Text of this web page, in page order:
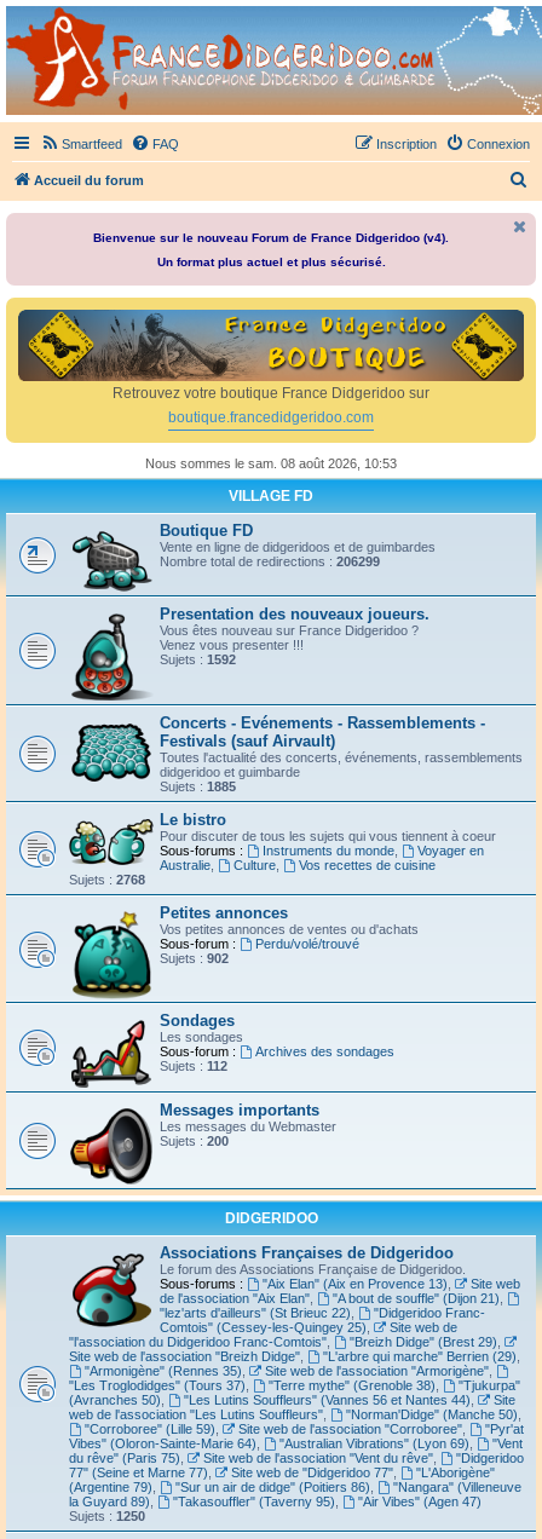
France Didgeridoo
Didgeridoo et Guimbarde sur France Didgeridoo - retrouvez la communauté.
Smartfeed FAQ Connexion
Inscription
Accueil du forum
e
r
Bienvenue sur le nouveau Forum de France Didgeridoo (v4).
Un format plus actuel et plus sécurisé.
Retrouvez votre boutique France Didgeridoo sur
boutique.francedidgeridoo.com
Nous sommes le sam. 08 août 2026, 10:53
VILLAGE FD
Boutique FD
Vente en ligne de didgeridoos et de guimbardes
Nombre total de redirections : 206299
Presentation des nouveaux joueurs.
Vous êtes nouveau sur France Didgeridoo ?
Venez vous presenter !!!
Sujets : 1592
Concerts - Evénements - Rassemblements -
Festivals (sauf Airvault)
Toutes l'actualité des concerts, événements, rassemblements
didgeridoo et guimbarde
Sujets : 1885
Le bistro
Pour discuter de tous les sujets qui vous tiennent à coeur
Sous-forums :
Instruments du monde,
Voyager en
Australie
Culture,
Vos recettes de cuisine
Sujets : 2768
Petites annonces
Vos petites annonces de ventes ou d'achats
Sous-forum :
Perdu/volé/trouvé
Sujets : 902
Sondages
Les sondages
Sous-forum :
Archives des sondages
Sujets : 112
Messages importants
Les messages du Webmaster
Sujets : 200
DIDGERIDOO
Associations Françaises de Didgeridoo
Le forum des Associations Française de Didgeridoo.
Sous-forums :
"Aix Elan" (Aix en Provence 13)
Site web
de l'association "Aix Elan"
"A bout de souffle" (Dijon 21)
"lez'arts d'ailleurs" (St Brieuc 22)
"Didgeridoo Franc-
Comtois" (Cessey-les-Quingey 25)
Site web de
"l'association du Didgeridoo Franc-Comtois"
"Breizh Didge" (Brest 29)
Site web de l'association "Breizh Didge"
"L'arbre qui marche" Berrien (29)
"Armonigène" (Rennes 35)
Site web de l'association "Armorigène",
"Les Troglodidges" (Tours 37)
"Terre mythe" (Grenoble 38)
"Tjukurpa"
(Avranches 50)
"Les Lutins Souffleurs" (Vannes 56 et Nantes 44)
Site
web de l'association "Les Lutins Souffleurs"
"Norman'Didge" (Manche 50)
"Corroboree" (Lille 59)
Site web de l'association "Corroboree",
"Pyr'at
Vibes" (Oloron-Sainte-Marie 64)
"Australian Vibrations" (Lyon 69)
"Vent
du rêve" (Paris 75)
Site web de l'association "Vent du rêve",
"Didgeridoo
77" (Seine et Marne 77)
Site web de "Didgeridoo 77",
"L'Aborigène"
(Argentine 79)
"Sur un air de didge" (Poitiers 86)
"Nangara" (Villeneuve
la Guyard 89)
"Takasouffler" (Taverny 95)
"Air Vibes" (Agen 47)
Sujets : 1250